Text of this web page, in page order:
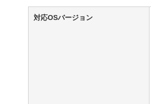
対応OSバージョン